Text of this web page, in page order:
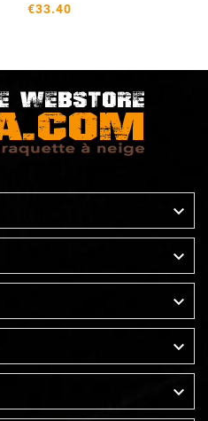
€33.40




